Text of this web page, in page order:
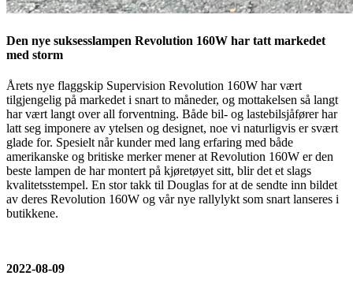
Den nye suksesslampen Revolution 160W har tatt markedet
med storm
Årets nye flaggskip Supervision Revolution 160W har vært
tilgjengelig på markedet i snart to måneder, og mottakelsen så langt
har vært langt over all forventning. Både bil- og lastebilsjåfører har
latt seg imponere av ytelsen og designet, noe vi naturligvis er svært
glade for. Spesielt når kunder med lang erfaring med både
amerikanske og britiske merker mener at Revolution 160W er den
beste lampen de har montert på kjøretøyet sitt, blir det et slags
kvalitetsstempel. En stor takk til Douglas for at de sendte inn bildet
av deres Revolution 160W og vår nye rallylykt som snart lanseres i
butikkene.
2022-08-09